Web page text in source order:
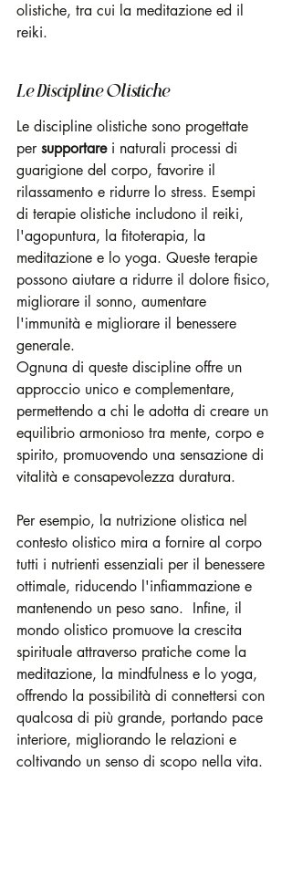
olistiche, tra cui la meditazione ed il
reiki.
Le Discipline Olistiche
Le discipline olistiche sono progettate
per supportare i naturali processi di
guarigione del corpo, favorire il
rilassamento e ridurre lo stress. Esempi
di terapie olistiche includono il reiki,
l'agopuntura, la fitoterapia, la
meditazione e lo yoga. Queste terapie
possono aiutare a ridurre il dolore fisico,
migliorare il sonno, aumentare
l'immunità e migliorare il benessere
generale.
Ognuna di queste discipline offre un
approccio unico e complementare,
permettendo a chi le adotta di creare un
equilibrio armonioso tra mente, corpo e
spirito, promuovendo una sensazione di
vitalità e consapevolezza duratura.
Per esempio, la nutrizione olistica nel
contesto olistico mira a fornire al corpo
tutti i nutrienti essenziali per il benessere
ottimale, riducendo l'infiammazione e
mantenendo un peso sano.  Infine, il
mondo olistico promuove la crescita
spirituale attraverso pratiche come la
meditazione, la mindfulness e lo yoga,
offrendo la possibilità di connettersi con
qualcosa di più grande, portando pace
interiore, migliorando le relazioni e
coltivando un senso di scopo nella vita.